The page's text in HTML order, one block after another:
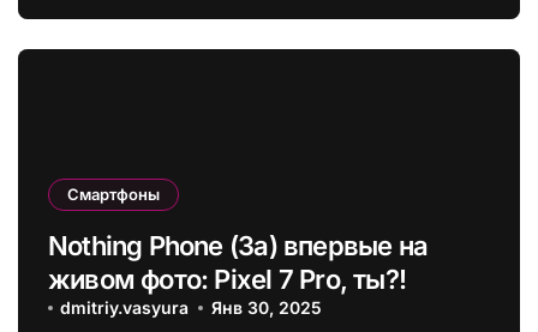
Смартфоны
Nothing Phone (3a) впервые на
живом фото: Pixel 7 Pro, ты?!
dmitriy.vasyura Янв 30, 2025